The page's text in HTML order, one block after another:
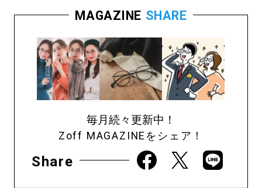
MAGAZINE SHARE
毎月続々更新中！
Zoff MAGAZINEをシェア！
Share